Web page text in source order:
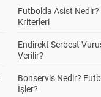
Futbolda Asist Nedir?
Kriterleri
Endirekt Serbest
Verilir?
Bonservis Nedir?
İşler?